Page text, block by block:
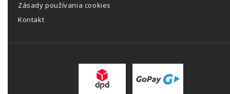
Zásady používania cookies
Kontakt